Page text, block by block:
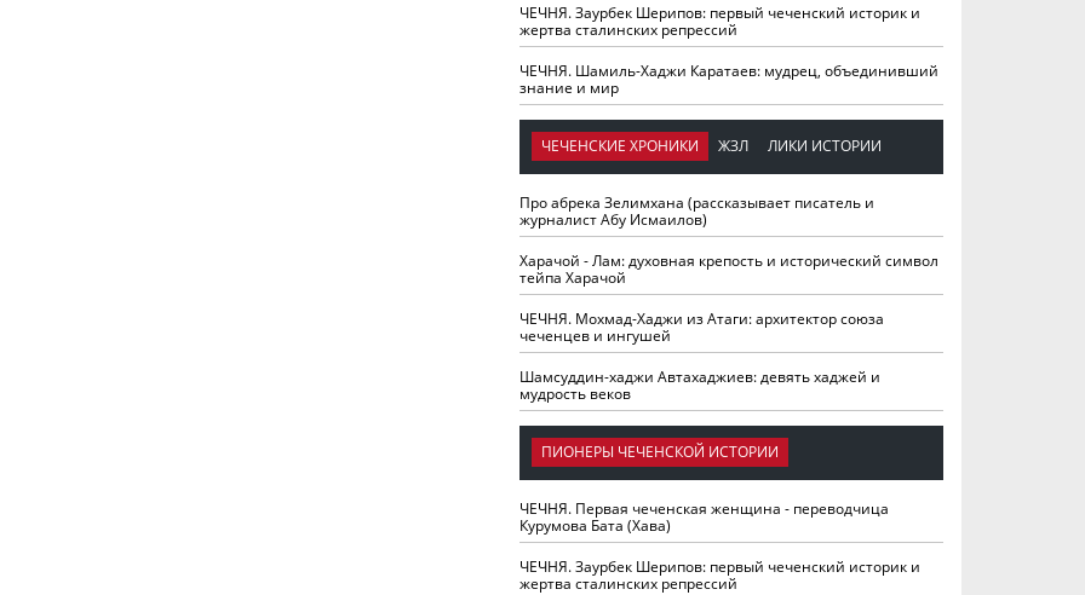
ЧЕЧНЯ. Заурбек Шерипов: первый чеченский историк и
жертва сталинских репрессий
ЧЕЧНЯ. Шамиль-Хаджи Каратаев: мудрец, объединивший
знание и мир
ЧЕЧЕНСКИЕ ХРОНИКИ ЖЗЛ ЛИКИ ИСТОРИИ
Про абрека Зелимхана (рассказывает писатель и
журналист Абу Исмаилов)
Харачой - Лам: духовная крепость и исторический символ
тейпа Харачой
ЧЕЧНЯ. Мохмад-Хаджи из Атаги: архитектор союза
чеченцев и ингушей
Шамсуддин-хаджи Автахаджиев: девять хаджей и
мудрость веков
ПИОНЕРЫ ЧЕЧЕНСКОЙ ИСТОРИИ
ЧЕЧНЯ. Первая чеченская женщина - переводчица
Курумова Бата (Хава)
ЧЕЧНЯ. Заурбек Шерипов: первый чеченский историк и
жертва сталинских репрессий